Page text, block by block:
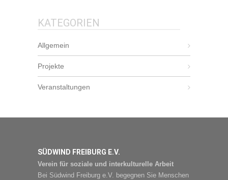
KATEGORIEN
Allgemein
Projekte
Veranstaltungen
SÜDWIND FREIBURG E.V.
Verein für soziale und interkulturelle Arbeit
Bei Südwind Freiburg e.V. begegnen Sie Menschen